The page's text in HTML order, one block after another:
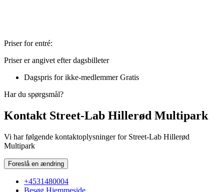
Priser for entré:
Priser er angivet efter dagsbilleter
Dagspris for ikke-medlemmerGratis
Har du spørgsmål?
Kontakt Street-Lab Hillerød Multipark
Vi har følgende kontaktoplysninger for Street-Lab Hillerød
Multipark
Foreslå en ændring
+4531480004
Besøg Hjemmeside